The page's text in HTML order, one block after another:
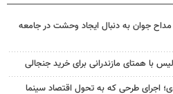
جوان به دنبال ایجاد وحشت در جامعه
با همتای مازندرانی برای خرید جنجالی
اجرای طرحی که به تحول اقتصاد سینما